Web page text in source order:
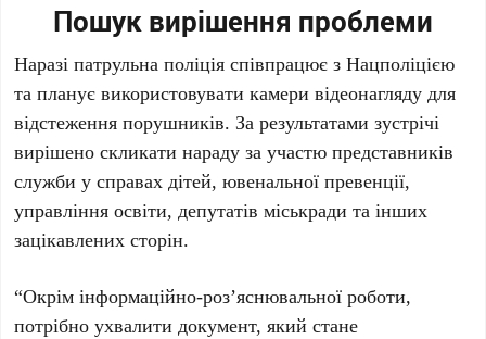
Пошук вирішення проблеми
Наразі патрульна поліція співпрацює з Нацполіцією
та планує використовувати камери відеонагляду для
відстеження порушників. За результатами зустрічі
вирішено скликати нараду за участю представників
служби у справах дітей, ювенальної превенції,
управління освіти, депутатів міськради та інших
зацікавлених сторін.
“Окрім інформаційно-роз’яснювальної роботи,
потрібно ухвалити документ, який стане